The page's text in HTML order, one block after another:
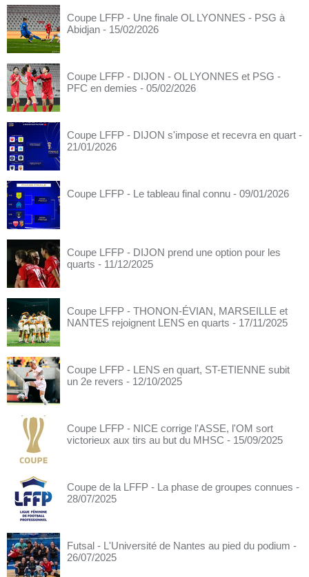
Coupe LFFP - Une finale OL LYONNES - PSG à
Abidjan - 15/02/2026
Coupe LFFP - DIJON - OL LYONNES et PSG -
PFC en demies - 05/02/2026
Coupe LFFP - DIJON s'impose et recevra en quart -
21/01/2026
Coupe LFFP - Le tableau final connu - 09/01/2026
Coupe LFFP - DIJON prend une option pour les
quarts - 11/12/2025
Coupe LFFP - THONON-ÉVIAN, MARSEILLE et
NANTES rejoignent LENS en quarts - 17/11/2025
Coupe LFFP - LENS en quart, ST-ETIENNE subit
un 2e revers - 12/10/2025
Coupe LFFP - NICE corrige l'ASSE, l'OM sort
victorieux aux tirs au but du MHSC - 15/09/2025
Coupe de la LFFP - La phase de groupes connues -
28/07/2025
Futsal - L'Université de Nantes au pied du podium -
26/07/2025